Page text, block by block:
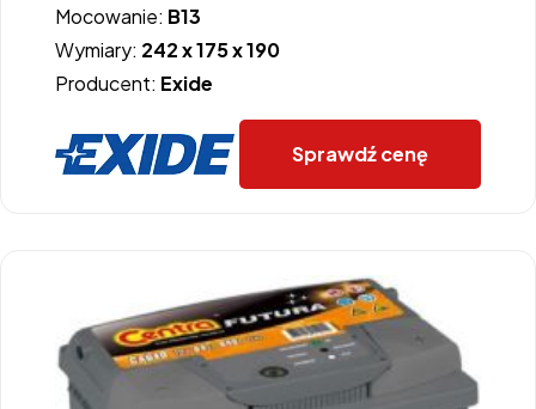
Mocowanie: B13
Wymiary: 242 x 175 x 190
Producent: Exide
Sprawdź cenę